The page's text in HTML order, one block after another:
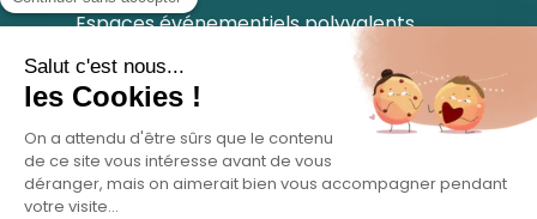
Espaces événementiels polyvalents
Notre newsletter
Abonnez-vous pour profiter de tous nos
conseils et recevoir les nouveautés.